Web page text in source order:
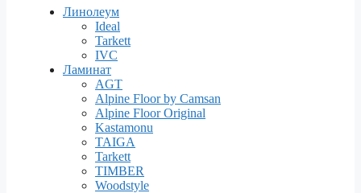
Линолеум
Ideal
Tarkett
IVC
Ламинат
AGT
Alpine Floor by Camsan
Alpine Floor Original
Kastamonu
TAIGA
Tarkett
TIMBER
Woodstyle